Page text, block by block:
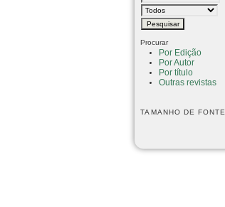
Procurar
Por Edição
Por Autor
Por título
Outras revistas
TAMANHO DE FONTE